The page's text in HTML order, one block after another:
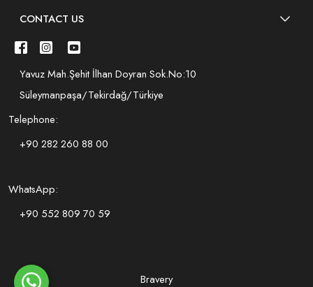
CONTACT US
Yavuz Mah.Şehit İlhan Doyran Sok.No:10
Süleymanpaşa/Tekirdağ/Türkiye
Telephone:
+90 282 260 88 00
WhatsApp:
+90 552 809 70 59
Bravery